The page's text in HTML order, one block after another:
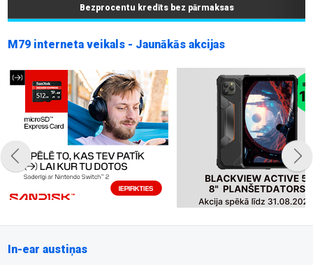
Bezprocentu kredīts bez pārmaksas
M79 interneta veikals - Jaunākās akcijas
In-ear austiņas